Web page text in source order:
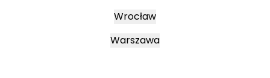
Wrocław
Warszawa